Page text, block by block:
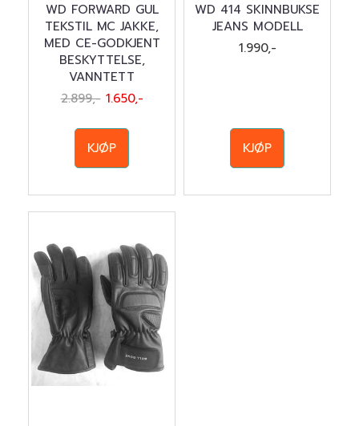
WD FORWARD GUL
TEKSTIL MC JAKKE,
MED CE-GODKJENT
BESKYTTELSE,
VANNTETT
2.899,- 1.650,-
KJØP
WD 414 SKINNBUKSE
JEANS MODELL
1.990,-
KJØP